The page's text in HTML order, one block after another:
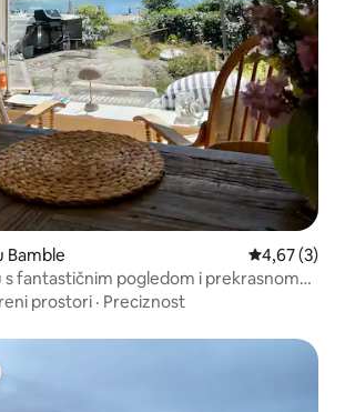
Bamble Prosječna
4,67 (3)
s fantastičnim pogledom i prekrasnom
prostori · Preciznost